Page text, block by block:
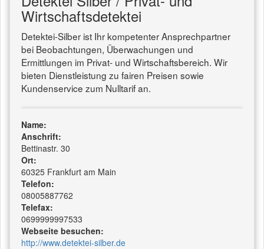
Wirtschaftsdetektei
Detektei-Silber ist Ihr kompetenter Ansprechpartner
bei Beobachtungen, Überwachungen und
Ermittlungen im Privat- und Wirtschaftsbereich. Wir
bieten Dienstleistung zu fairen Preisen sowie
Kundenservice zum Nulltarif an.
Name:
Anschrift:
Bettinastr. 30
Ort:
60325 Frankfurt am Main
Telefon:
08005887762
Telefax:
0699999997533
Webseite besuchen:
http://www.detektei-silber.de